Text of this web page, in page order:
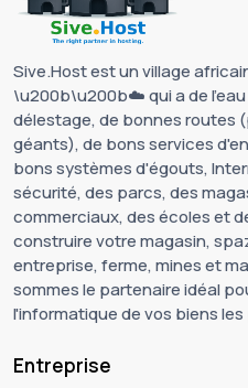
Sive.Host est un village
\u200b\u200b☁️ qui a de
délestage, de bonnes routes
géants), de bons services
bons systèmes d'égouts,
sécurité, des parcs, des
commerciaux, des écoles et
construire votre magasin,
entreprise, ferme, mines et
sommes le partenaire idéal
l'informatique de vos biens
Entreprise